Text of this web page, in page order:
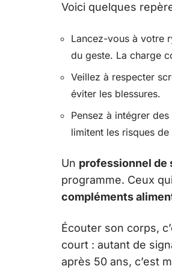
Voici quelques
Lancez-vous à votre
du geste. La charge
Veillez à respecter
éviter les blessures.
Pensez à intégrer
limitent les risques de
Un professionnel de
programme. Ceux
compléments
Écouter son corps,
court : autant de
après 50 ans, c’est